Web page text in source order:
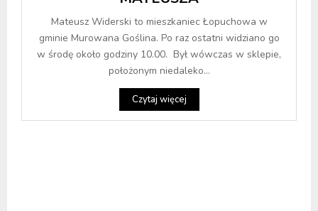
Mateusz Widerski to mieszkaniec Łopuchowa w
gminie Murowana Goślina. Po raz ostatni widziano go
w środę około godziny 10.00. Był wówczas w sklepie,
położonym niedaleko...
Czytaj więcej